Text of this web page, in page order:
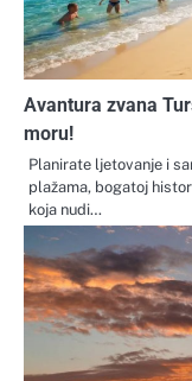
Avantura zvana
moru!
Planirate ljetovanje i
plažama, bogatoj
koja nudi…